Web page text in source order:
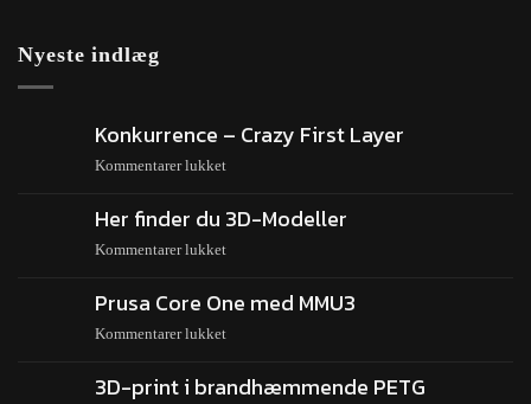
Nyeste indlæg
Konkurrence – Crazy First Layer
Kommentarer lukket
Her finder du 3D-Modeller
Kommentarer lukket
Prusa Core One med MMU3
Kommentarer lukket
3D-print i brandhæmmende PETG